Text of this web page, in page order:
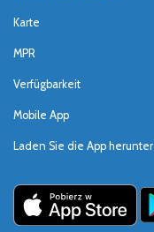
Karte
MPR
Verfügbarkeit
Mobile App
Laden Sie die App herunter